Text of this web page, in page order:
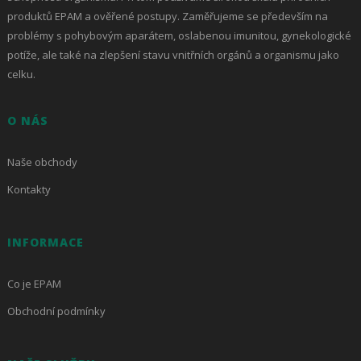
produktů EPAM a ověřené postupy. Zaměřujeme se především na
problémy s pohybovým aparátem, oslabenou imunitou, gynekologické
potíže, ale také na zlepšení stavu vnitřních orgánů a organismu jako
celku.
O NÁS
Naše obchody
Kontakty
INFORMACE
Co je EPAM
Obchodní podmínky